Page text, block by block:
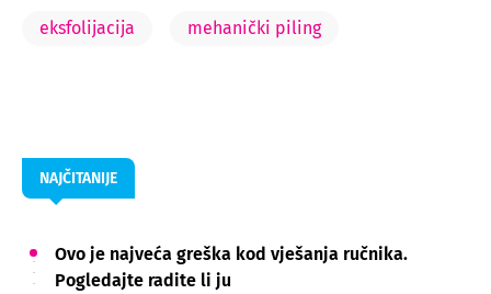
eksfolijacija mehanički piling
NAJČITANIJE
Ovo je najveća greška kod vješanja ručnika.
Pogledajte radite li ju